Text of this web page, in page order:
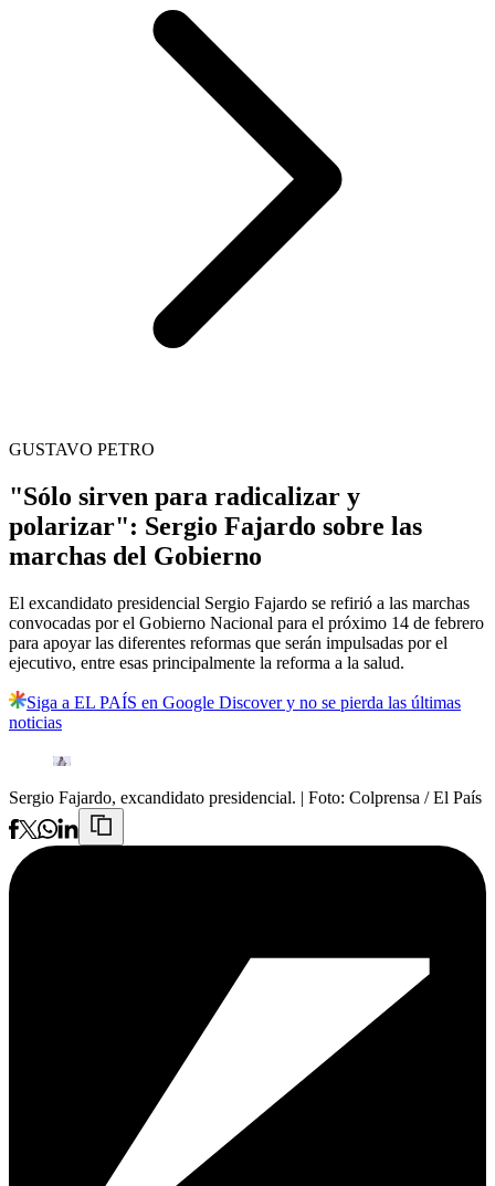
GUSTAVO PETRO
"Sólo sirven para radicalizar y
polarizar": Sergio Fajardo sobre las
marchas del Gobierno
El excandidato presidencial Sergio Fajardo se refirió a las marchas
convocadas por el Gobierno Nacional para el próximo 14 de febrero
para apoyar las diferentes reformas que serán impulsadas por el
ejecutivo, entre esas principalmente la reforma a la salud.
Siga a EL PAÍS en Google Discover y no se pierda las últimas
noticias
Sergio Fajardo, excandidato presidencial. | Foto: Colprensa / El País